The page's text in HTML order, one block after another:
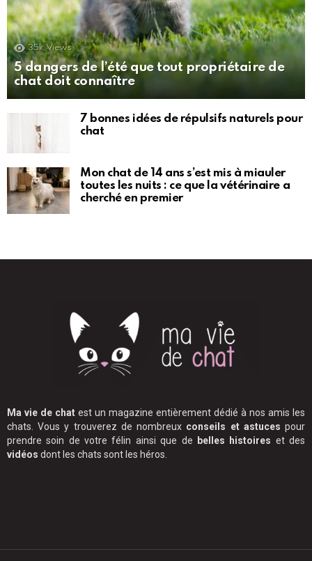
35k Views
5 dangers de l’été que tout propriétaire de
chat doit connaître
7 bonnes idées de répulsifs naturels pour
chat
Mon chat de 14 ans s’est mis à miauler
toutes les nuits : ce que la vétérinaire a
cherché en premier
Ma vie de chat est un magazine entièrement dédié à nos amis les
chats. Vous y trouverez de nombreux conseils et astuces pour
prendre soin de votre félin ainsi que de belles histoires et des
vidéos dont les chats sont les héros.